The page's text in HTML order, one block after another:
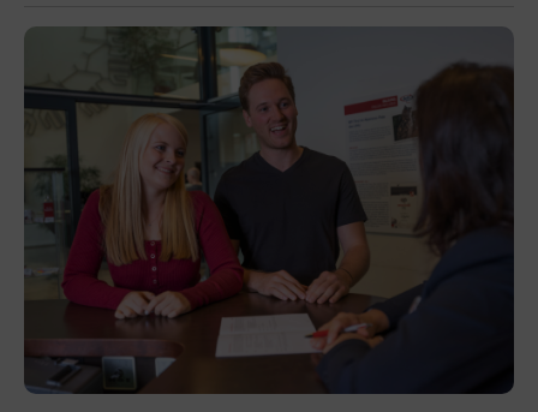
Ingenieurzertifizierung
Deutsch und Integration
Akademisches Studienzentrum
Digitales Lernen
BFI Reutte
BFI Schwaz